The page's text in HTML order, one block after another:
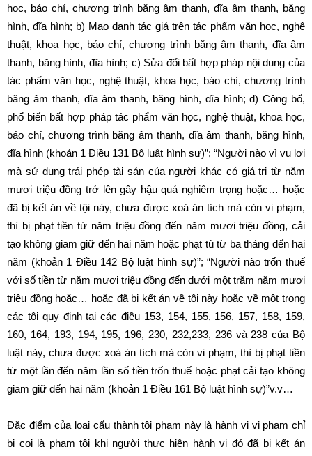
học, báo chí, chương trình băng âm thanh, đĩa âm thanh, băng
hình, đĩa hình; b) Mạo danh tác giả trên tác phẩm văn học, nghệ
thuật, khoa học, báo chí, chương trình băng âm thanh, đĩa âm
thanh, băng hình, đĩa hình; c) Sửa đổi bất hợp pháp nội dung của
tác phẩm văn học, nghệ thuật, khoa học, báo chí, chương trình
băng âm thanh, đĩa âm thanh, băng hình, đĩa hình; d) Công bố,
phổ biến bất hợp pháp tác phẩm văn học, nghệ thuật, khoa học,
báo chí, chương trình băng âm thanh, đĩa âm thanh, băng hình,
đĩa hình (khoản 1 Điều 131 Bộ luật hình sự)”; “Người nào vì vụ lợi
mà sử dụng trái phép tài sản của người khác có giá trị từ năm
mươi triệu đồng trở lên gây hậu quả nghiêm trọng hoặc… hoặc
đã bị kết án về tội này, chưa được xoá án tích mà còn vi phạm,
thì bị phạt tiền từ năm triệu đồng đến năm mươi triệu đồng, cải
tạo không giam giữ đến hai năm hoặc phạt tù từ ba tháng đến hai
năm (khoản 1 Điều 142 Bộ luật hình sự)”; “Người nào trốn thuế
với số tiền từ năm mươi triệu đồng đến dưới một trăm năm mươi
triệu đồng hoặc… hoặc đã bị kết án về tội này hoặc về một trong
các tội quy định tại các điều 153, 154, 155, 156, 157, 158, 159,
160, 164, 193, 194, 195, 196, 230, 232,233, 236 và 238 của Bộ
luật này, chưa được xoá án tích mà còn vi phạm, thì bị phạt tiền
từ một lần đến năm lần số tiền trốn thuế hoặc phạt cải tạo không
giam giữ đến hai năm (khoản 1 Điều 161 Bộ luật hình sự)”v.v…
Đặc điểm của loại cấu thành tội phạm này là hành vi vi phạm chỉ
bị coi là phạm tội khi người thực hiện hành vi đó đã bị kết án